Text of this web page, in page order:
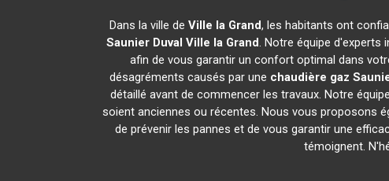
Dans la ville de Ville la Grand, les habitants ont
Saunier Duval Ville la Grand. Notre équipe d'experts
afin de vous garantir un confort optimal dans
désagréments causés par une chaudière gaz
détaillé avant de commencer les travaux. Notre
soient anciennes ou récentes. Nous vous proposons
de prévenir les pannes et de vous garantir une
témoignent.